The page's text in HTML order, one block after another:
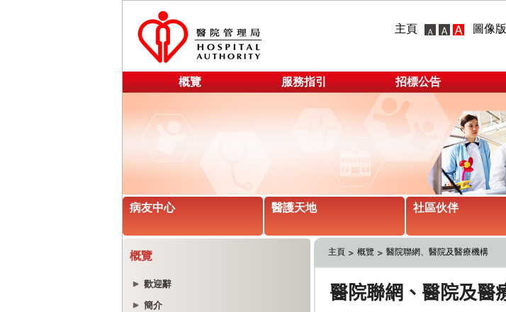
主頁 圖像版
概覽 服務指引 招標公告
病友中心 醫護天地 社區伙伴
概覽
歡迎辭
簡介
主頁 概覽 醫院聯網、醫院及醫療機構